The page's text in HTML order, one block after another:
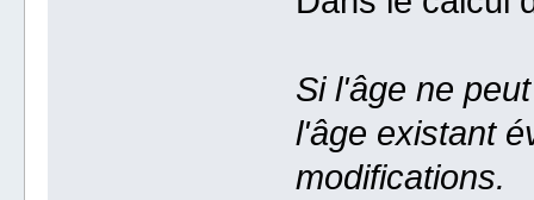
Si l'âge ne
l'âge existant
modifications.